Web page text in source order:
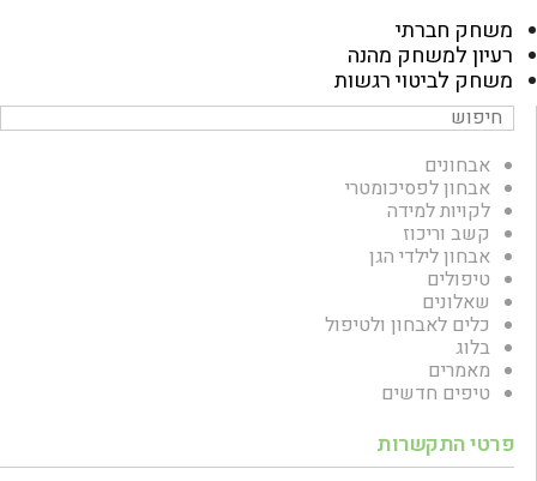
משחק חברתי
רעיון למשחק מהנה
משחק לביטוי רגשות
אבחונים
אבחון לפסיכומטרי
לקויות למידה
קשב וריכוז
אבחון לילדי הגן
טיפולים
שאלונים
כלים לאבחון ולטיפול
בלוג
מאמרים
טיפים חדשים
פרטי התקשרות